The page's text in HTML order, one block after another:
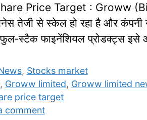
Price Target : Groww
तेजी से स्केल हो रहा है और कंपनी
फाइनेंशियल प्रोडक्ट्स इसे
, Stocks market
, Groww limited, Groww limited
price target
comment